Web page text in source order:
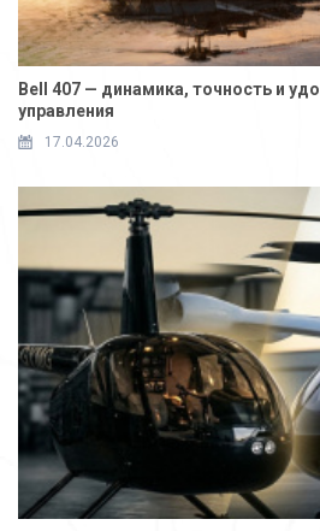
Bell 407 — динамика, точность и
управления
17.04.2026